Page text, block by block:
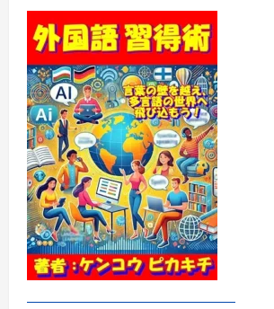
語
入
門
（新
日
本
プ
ロ
レ
ス
公
式
ブ
ッ
ク）
に
つ
い
て
さ
ら
に
読
む